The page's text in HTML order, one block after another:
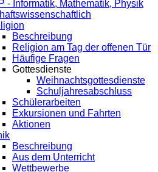
- Informatik, Mathematik, Physik
Beschreibung
Religion am Tag der offenen Tür
Häufige Fragen
Gottesdienste
Weihnachtsgottesdienste
Schuljahresabschluss
Schülerarbeiten
Exkursionen und Fahrten
Aktionen
Beschreibung
Aus dem Unterricht
Wettbewerbe